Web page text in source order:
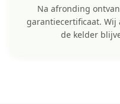
Na afronding
garantiecertificaat. Wij
de kelder